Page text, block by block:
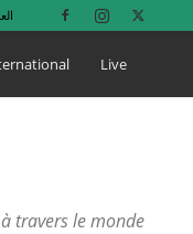
Live
travers le monde